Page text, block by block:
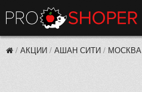
/ АКЦИИ / АШАН СИТИ / МОСКВА